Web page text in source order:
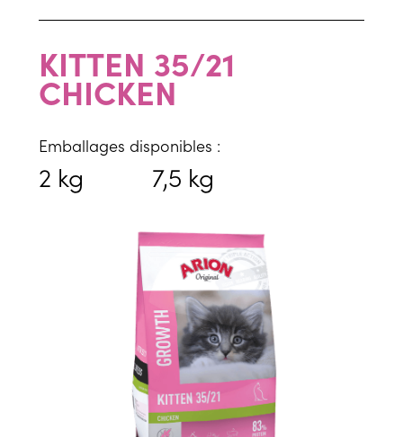
KITTEN 35/21
CHICKEN
Emballages disponibles :
2 kg 7,5 kg